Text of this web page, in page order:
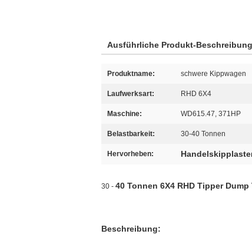
Ausführliche Produkt-Beschreibung
Produktname: schwere Kippwagen
Laufwerksart: RHD 6X4
Maschine: WD615.47, 371HP
Belastbarkeit: 30-40 Tonnen
Hervorheben:
30 - 40 Tonnen 6X4 RHD Tipper
Beschreibung: